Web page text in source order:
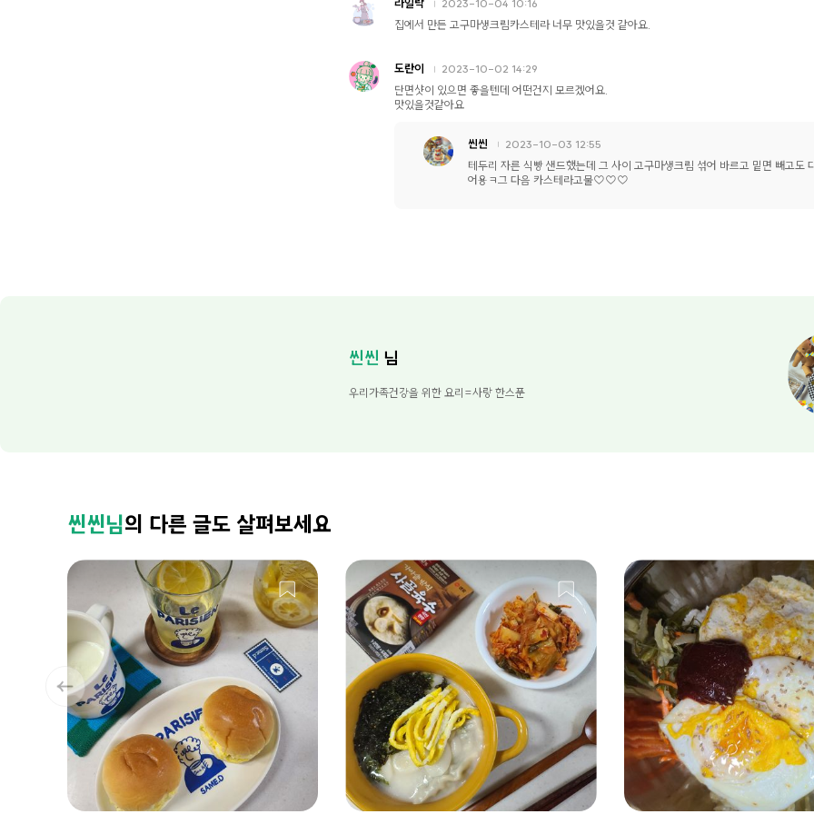
라일락 2023-10-04 10:16
집에서 만든 고구마생크림카스테라 너무 맛있을것 같아요.
도란이 2023-10-02 14:29
단면샷이 있으면 좋을텐데 어떤건지 모르겠어요.
맛있을것같아요
씬씬 2023-10-03 12:55
테두리 자른 식빵 샌드했는데 그 사이 고구마생크림 섞어 바르고 밑면 빼고도
어용ㅋ그 다음 카스테라고물♡♡♡
씬씬 님
우리가족건강을 위한 요리=사랑 한스푼
씬씬님의 다른 글도 살펴보세요